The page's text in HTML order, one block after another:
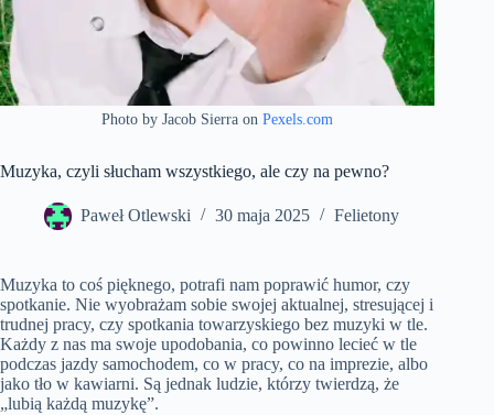
Photo by Jacob Sierra onPexels.com
Muzyka, czyli słucham wszystkiego, ale czy na pewno?
Paweł Otlewski 30 maja 2025 Felietony
Muzyka to coś pięknego, potrafi nam poprawić humor, czy
spotkanie. Nie wyobrażam sobie swojej aktualnej, stresującej i
trudnej pracy, czy spotkania towarzyskiego bez muzyki w tle.
Każdy z nas ma swoje upodobania, co powinno lecieć w tle
podczas jazdy samochodem, co w pracy, co na imprezie, albo
jako tło w kawiarni. Są jednak ludzie, którzy twierdzą, że
„lubią każdą muzykę”.